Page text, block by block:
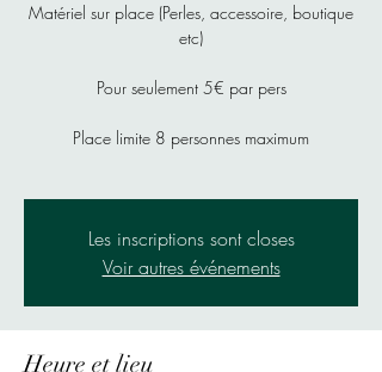
Matériel sur place (Perles, accessoire, boutique
etc)
Pour seulement 5€ par pers
Place limite 8 personnes maximum
Les inscriptions sont closes
Voir autres événements
Heure et lieu